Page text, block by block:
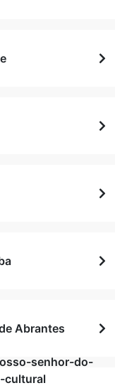
Abrantes
senhor-do-
cultural